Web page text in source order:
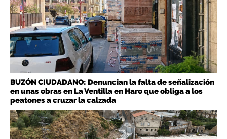
BUZÓN CIUDADANO: Denuncian la falta de señalización
en unas obras en La Ventilla en Haro que obliga a los
peatones a cruzar la calzada